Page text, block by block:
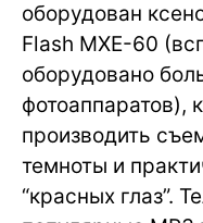
оборудован
Flash MXE-60
оборудовано
фотоаппаратов),
производить
темноты и
“красных глаз”.